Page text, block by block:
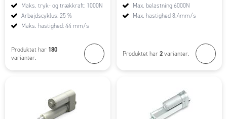
Maks. tryk- og trækkraft: 1000N
Arbejdscyklus: 25 %
Maks. hastighed: 44 mm/s
Produktet har 180
varianter.
Max. belastning 6000N
Max. hastighed 8.4mm/s
Produktet har 2 varianter.